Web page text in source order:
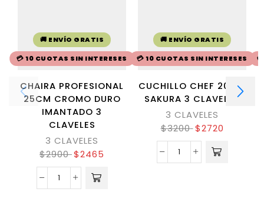
🚚 ENVÍO GRATIS
💳 10 CUOTAS SIN INTERESES
CHAIRA PROFESIONAL
25CM CROMO DURO
IMANTADO 3
CLAVELES
3 CLAVELES
$2900 $2465
🚚 ENVÍO GRATIS
💳 10 CUOTAS SIN INTERESES
CUCHILLO CHEF 20CM
SAKURA 3 CLAVELES
3 CLAVELES
$3200 $2720